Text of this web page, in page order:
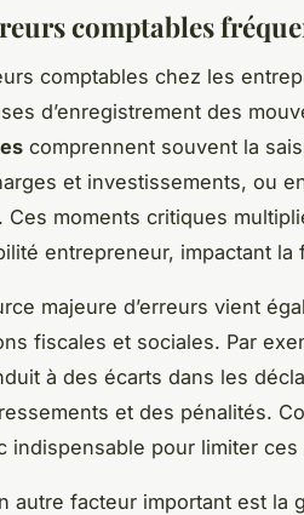
comptables
comptables chez les
d’enregistrement des
comprennent souvent la
et investissements, ou
Ces moments critiques
entrepreneur, impactant la
majeure d’erreurs vient
fiscales et sociales. Par
à des écarts dans les
et des pénalités.
indispensable pour limiter ces
autre facteur important est la